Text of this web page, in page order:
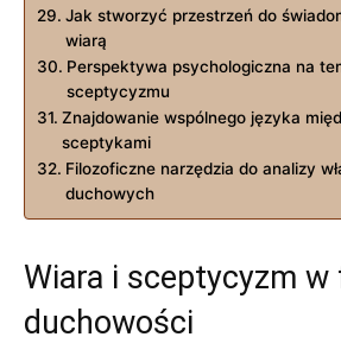
Jak stworzyć przestrzeń do
wiarą
Perspektywa psychologiczna na
⁢sceptycyzmu
Znajdowanie wspólnego języka
sceptykami
Filozoficzne narzędzia​ do analizy
duchowych
Wiara i sceptycyzm
duchowości